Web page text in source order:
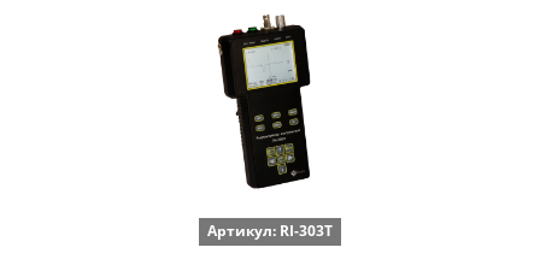
Артикул: RI-303T